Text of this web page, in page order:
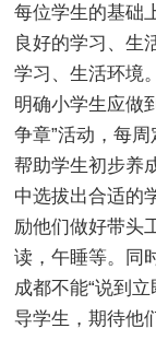
每位学生的基础
良好的学习、生
学习、生活环境
明确小学生应做
争章”活动，每
帮助学生初步养
中选拔出合适的
励他们做好带头
读，午睡等。同
成都不能“说到
导学生，期待他